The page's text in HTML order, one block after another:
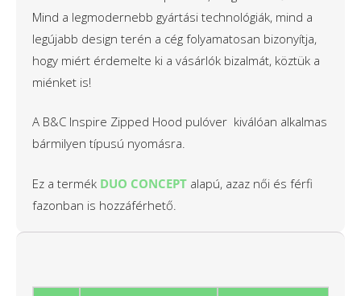
Mind a legmodernebb gyártási technológiák, mind a
legújabb design terén a cég folyamatosan bizonyítja,
hogy miért érdemelte ki a vásárlók bizalmát, köztük a
miénket is!
A B&C Inspire Zipped Hood pulóver kiválóan alkalmas
bármilyen típusú nyomásra.
Ez a termék DUO CONCEPT alapú, azaz női és férfi
fazonban is hozzáférhető.